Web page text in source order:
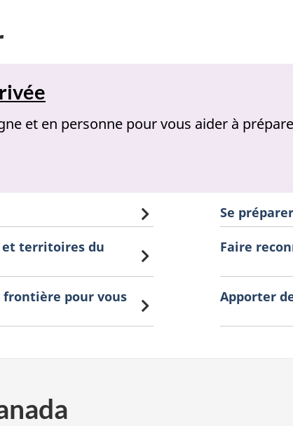
et en personne pour vous aider à
Se
et territoires du
Faire
frontière pour vous
Apporter